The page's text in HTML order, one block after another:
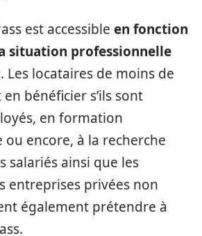
est accessible en fonction
situation professionnelle
. Les locataires de moins de
bénéficier s’ils sont
en formation
encore, à la recherche
salariés ainsi que les
entreprises privées non
également prétendre à